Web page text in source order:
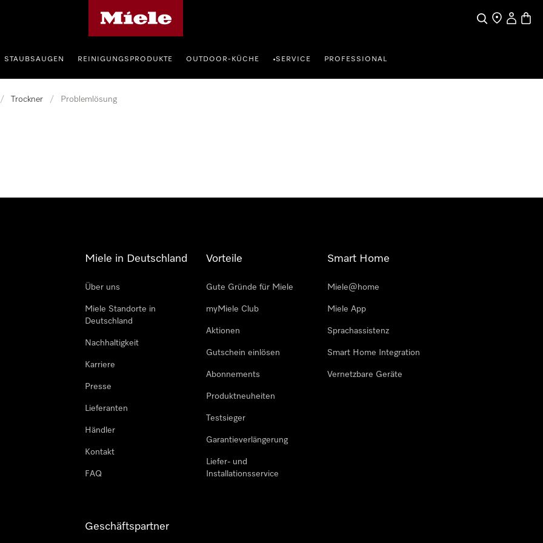
SucheHändler
Mein
STAUBSAUGEN REINIGUNGSPRODUKTE OUTDOOR-KÜCHE •SERVICE PROFESSIONAL
/ Trockner / Problemlösung
Miele in Deutschland
Über uns
Miele Standorte in
Deutschland
Nachhaltigkeit
Karriere
Presse
Lieferanten
Händler
Kontakt
FAQ
Vorteile
Gute Gründe für Miele
myMiele Club
Aktionen
Gutschein einlösen
Abonnements
Produktneuheiten
Testsieger
Garantieverlängerung
Liefer- und
Installationsservice
Smart Home
Miele@home
Miele App
Sprachassistenz
Smart Home Integration
Vernetzbare Geräte
Geschäftspartner